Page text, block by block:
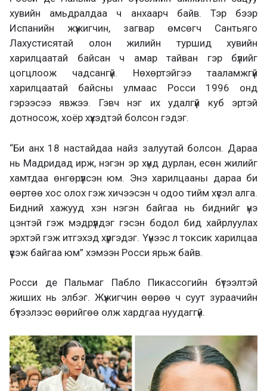
хувийн амьдралдаа ч анхаарч байв. Тэр бээр
Испанийн жүжигчин, загвар өмсөгч Сантьяго
Лахустисятай олон жилийн туршид хувийн
харилцаатай байсан ч амар тайван гэр бүлийг
цогцлоож чадсангүй. Нөхөртэйгээ тааламжгүй
харилцаатай байсны улмаас Росси 1996 онд
гэрээсээ явжээ. Гэвч нэг их удалгүй куб эртэй
дотносож, хоёр хүүхэдтэй болсон гэдэг.
“Би анх 18 настайдаа найз залуутай болсон. Дараа
нь Мадридад ирж, нэгэн эр хүнд дурлан, есөн жилийг
хамтдаа өнгөрүүлсэн юм. Энэ харилцааны дараа би
өөртөө хос олох гэж хичээсэн ч одоо тийм хүсэл алга.
Бидний хажууд хэн нэгэн байгаа нь биднийг үнэ
цэнтэй гэж мэдрүүлдэг гэсэн бодол бид хайрлуулах
эрхтэй гэж итгэхэд хүргэдэг. Үүнээс л токсик харилцаа
үүсэж байгаа юм” хэмээн Росси ярьж байв.
Росси де Пальмаг Пабло Пикассогийн бүтээлтэй
жиших нь элбэг. Жүжигчин өөрөө ч суут зураачийн
бүтээлээс өөрийгөө олж хардгаа нуудаггүй.